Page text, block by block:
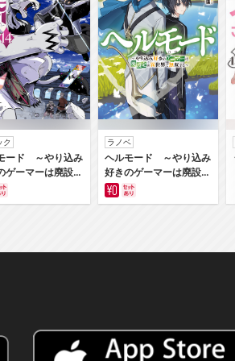
ク
ード ～やり込み
ゲーマーは廃設定
界で無双する～は
の召喚士
ラノベ
ヘルモード ～やり込み
好きのゲーマーは廃設定
の異世界で無双する～